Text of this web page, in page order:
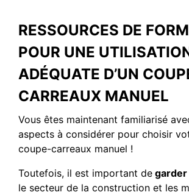
RESSOURCES DE
POUR UNE
ADÉQUATE D’UN
CARREAUX MANUEL
Vous êtes maintenant familiarisé
aspects à considérer pour choisir
coupe-carreaux manuel !
Toutefois, il est important de garder
le secteur de la construction et les